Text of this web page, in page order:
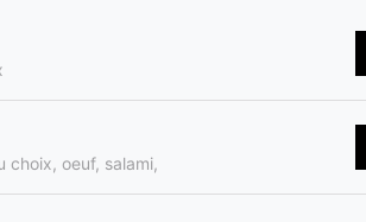
choix, oeuf, salami,